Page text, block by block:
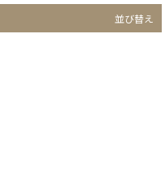
並び替え